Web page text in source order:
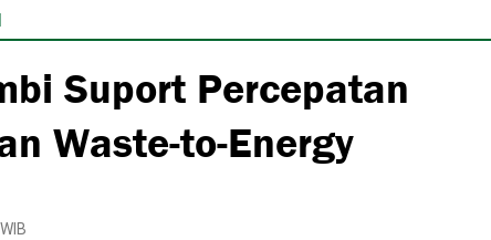
Suport Percepatan
Waste-to-Energy